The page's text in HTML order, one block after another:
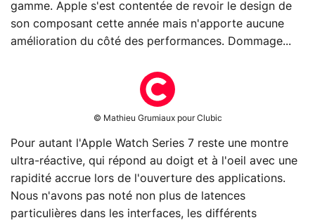
gamme. Apple s'est contentée de revoir le design de
son composant cette année mais n'apporte aucune
amélioration du côté des performances. Dommage...
© Mathieu Grumiaux pour Clubic
Pour autant l'Apple Watch Series 7 reste une montre
ultra-réactive, qui répond au doigt et à l'oeil avec une
rapidité accrue lors de l'ouverture des applications.
Nous n'avons pas noté non plus de latences
particulières dans les interfaces, les différents